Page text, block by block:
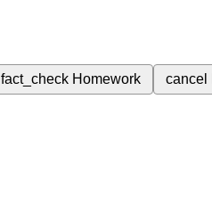
fact_check Homework cancel